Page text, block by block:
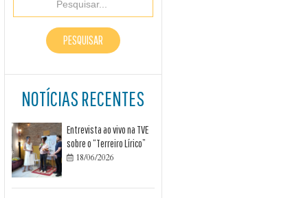
NOTÍCIAS RECENTES
Entrevista ao vivo na TVE
sobre o “Terreiro Lírico”
 18/06/2026